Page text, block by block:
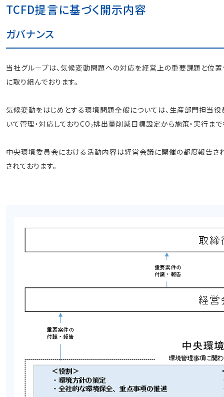
TCFD提言に基づく開示内容
ガバナンス
当社グループは、気候変動問題への対応を経営上の重要課題と位置
に取り組んでおります。
気候変動をはじめとする環境問題全般については、生産部門担当
いて管理・対応しておりCO₂排出量削減目標設定から施策・実行まで
中央環境委員会における活動内容は経営会議に開催の都度報告さ
されております。